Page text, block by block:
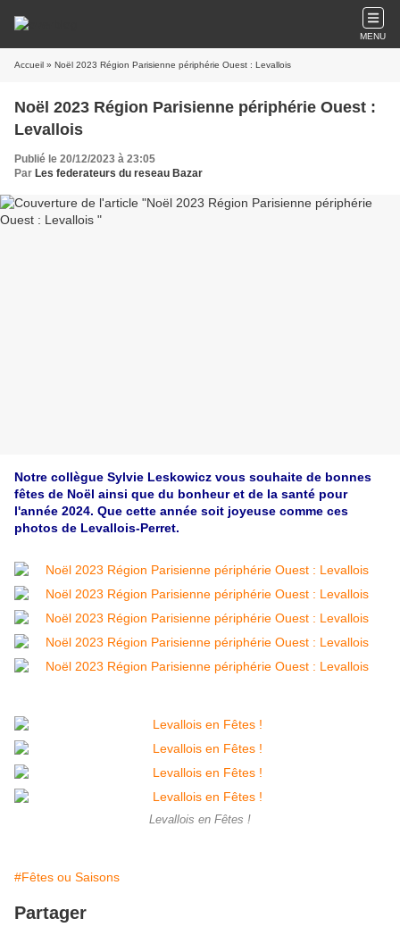
MENU
Accueil » Noël 2023 Région Parisienne périphérie Ouest : Levallois
Noël 2023 Région Parisienne périphérie Ouest :
Levallois
Publié le 20/12/2023 à 23:05
Par Les federateurs du reseau Bazar
Notre collègue Sylvie Leskowicz vous souhaite de bonnes
fêtes de Noël ainsi que du bonheur et de la santé pour
l'année 2024. Que cette année soit joyeuse comme ces
photos de Levallois-Perret.
Levallois en Fêtes !
#Fêtes ou Saisons
Partager